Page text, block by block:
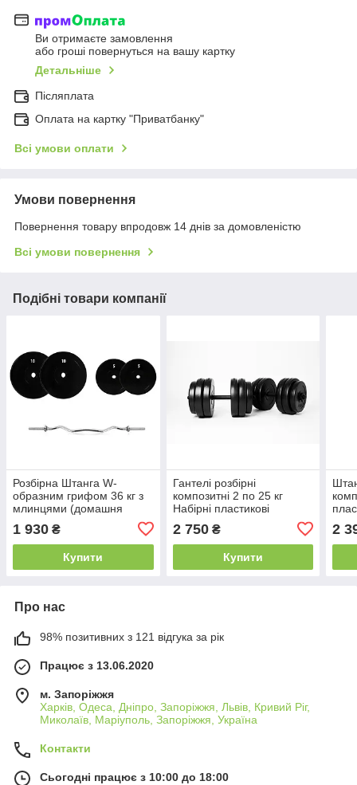
Ви отримаєте замовлення
або гроші повернуться на вашу картку
Детальніше
Післяплата
Оплата на картку "Приватбанку"
Всі умови оплати
Умови повернення
Повернення товару впродовж 14 днів за домовленістю
Всі умови повернення
Подібні товари компанії
Розбірна Штанга W-
образним грифом 36 кг з
млинцями (домашня
дому з покриттям)
1 930 ₴
Купити
Гантелі розбірні
композитні 2 по 25 кг
Набірні пластикові
покриття бітумні для дому
Комплект B_1226
2 750₴
Купити
2
Про нас
98% позитивних з 121 відгука за рік
Працює з 13.06.2020
м. Запоріжжя
Харків, Одеса, Дніпро, Запоріжжя, Львів, Кривий Ріг,
Миколаїв, Маріуполь, Запоріжжя, Україна
Контакти
Сьогодні працює з 10:00 до 18:00